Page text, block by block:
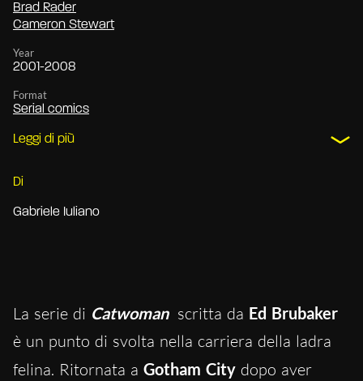
Brad Rader
Cameron Stewart
Year
2001-2008
Format
Serial comics
Leggi di più
Di
Gabriele Iuliano
La serie di Catwoman scritta da Ed Brubaker
è un punto di svolta nella carriera della ladra
felina. Ritornata a Gotham City dopo aver